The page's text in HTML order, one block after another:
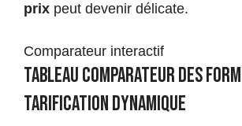
prix peut devenir délicate.
Comparateur interactif
Tableau comparateur des
tarification dynamique